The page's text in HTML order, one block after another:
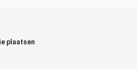
plaatsen